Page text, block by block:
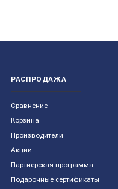
РАСПРОДАЖА
Сравнение
Корзина
Производители
Акции
Партнерская программа
Подарочные сертификаты